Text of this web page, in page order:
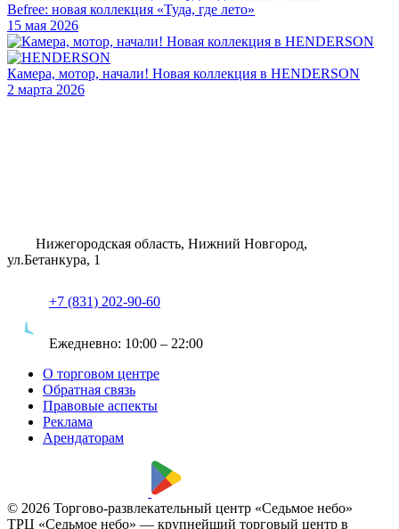
Befree: новая коллекция «Туда, где лето»
15 мая 2026
Камера, мотор, начали! Новая коллекция в HENDERSON
2 марта 2026
Нижегородская область, Нижний Новгород,
ул.Бетанкура, 1
+7 (831) 202-90-60
Ежедневно: 10:00 – 22:00
О торговом центре
Обратная связь
Правовые аспекты
Реклама
Арендаторам
© 2026 Торгово-развлекательный центр «Седьмое небо»
ТРЦ «Седьмое небо» — крупнейший торговый центр в